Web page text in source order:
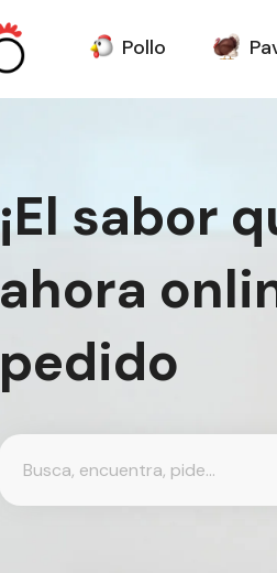
Pollo
¡El sabor
ahora
pedido